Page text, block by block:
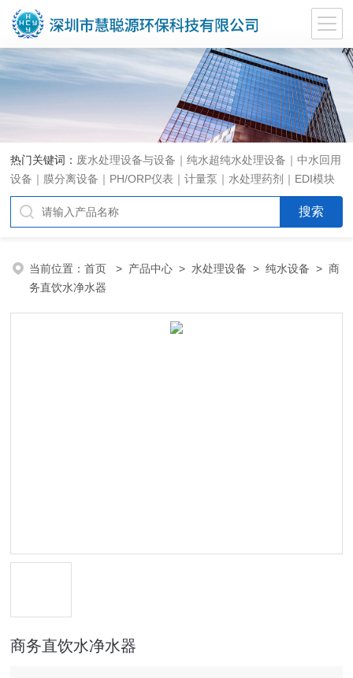
热门关键词： 废水处理设备与设备｜纯水超纯水处理设备｜中水回用
设备｜膜分离设备｜PH/ORP仪表｜计量泵｜水处理药剂｜EDI模块
代理｜EDI模块维修
当前位置：首页 > 产品中心 > 水处理设备 >纯水设备 > 商
务直饮水净水器
商务直饮水净水器